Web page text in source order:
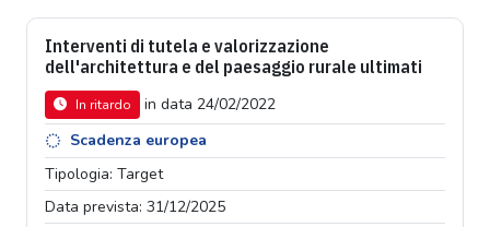
Interventi di tutela e valorizzazione
dell'architettura e del paesaggio rurale ultimati
In ritardo
in data 24/02/2022
Scadenza europea
Tipologia: Target
Data prevista: 31/12/2025